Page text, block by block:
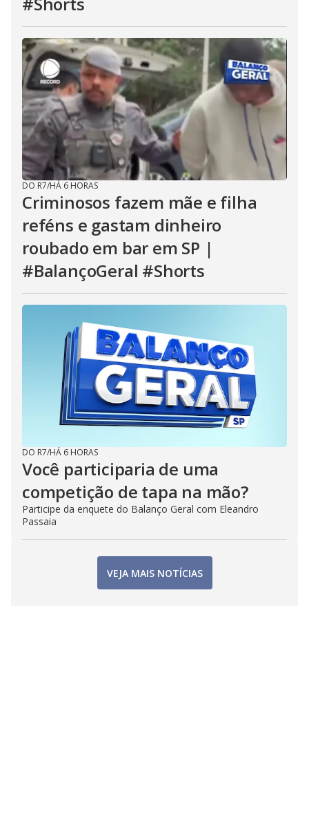
DO R7/HÁ 6 HORAS
Criminosos fazem mãe e filha
reféns e gastam dinheiro
roubado em bar em SP |
#BalançoGeral #Shorts
DO R7/HÁ 6 HORAS
Você participaria de uma
competição de tapa na mão?
Participe da enquete do Balanço Geral com Eleandro
Passaia
VEJA MAIS NOTÍCIAS